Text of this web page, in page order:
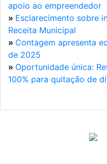
apoio ao empreendedor
» Esclarecimento sobre
Receita Municipal
» Contagem apresenta
de 2025
» Oportunidade única:
100% para quitação de